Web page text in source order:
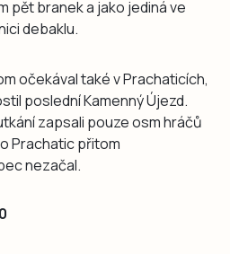
pět branek a jako jediná ve
debaklu.
očekával také v Prachaticích,
poslední Kamenný Újezd.
zapsali pouze osm hráčů
Prachatic přitom
nezačal.